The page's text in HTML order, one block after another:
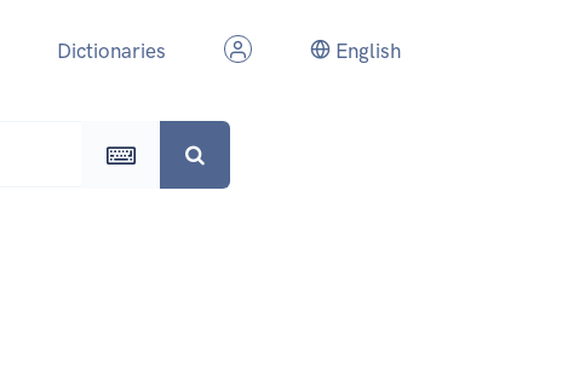
Dictionaries English